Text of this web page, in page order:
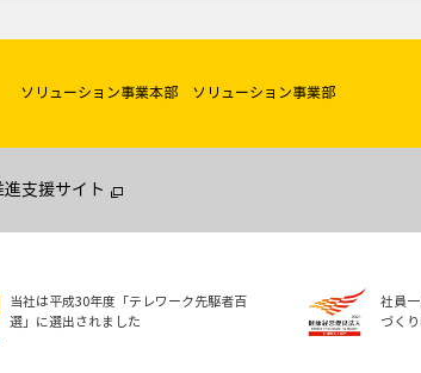
ソリューション事業本部 ソリューション事業部
進支援サイト
当社は平成30年度「テレワーク先駆者百
選」に選出されました
社員
づく